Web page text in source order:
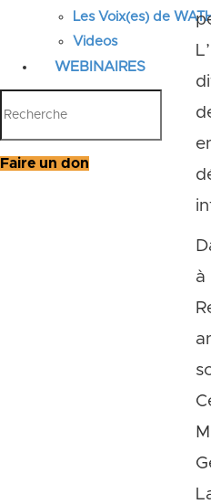
Les Voix(es) de
Videos
WEBINAIRES
Faire un don
à